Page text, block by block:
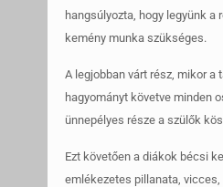
hangsúlyozta, hogy legyünk a
kemény munka szükséges.
A legjobban várt rész, mikor
hagyományt követve minden
ünnepélyes része a szülők
Ezt követően a diákok bécsi
emlékezetes pillanata,